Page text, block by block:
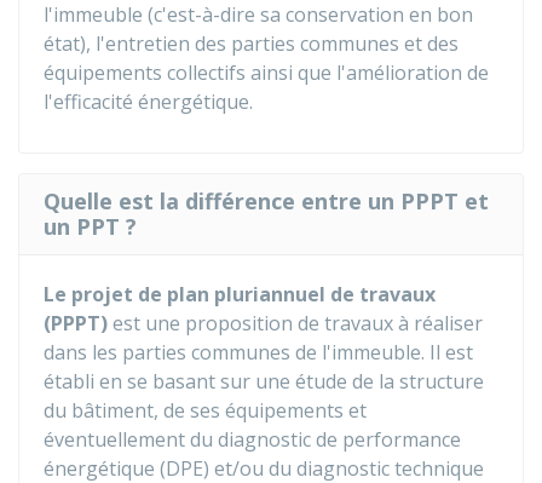
l'immeuble (c'est-à-dire sa conservation en bon
état), l'entretien des parties communes et des
équipements collectifs ainsi que l'amélioration de
l'efficacité énergétique.
Quelle est la différence entre un PPPT et
un PPT ?
Le projet de plan pluriannuel de travaux
(PPPT)est une proposition de travaux à réaliser
dans les parties communes de l'immeuble. Il est
établi en se basant sur une étude de la structure
du bâtiment, de ses équipements et
éventuellement du diagnostic de performance
énergétique (DPE) et/ou du diagnostic technique